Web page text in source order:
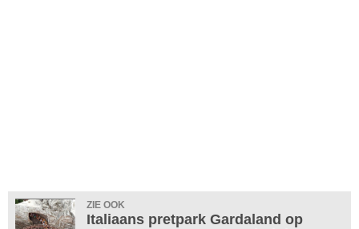
ZIE OOK
Italiaans pretpark Gardaland op